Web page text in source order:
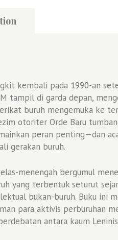
kembali pada 1990-an
tampil di garda depan,
buruh mengemuka ke
otoriter Orde Baru
peran penting—dan
gerakan buruh.
menengah bergumul
yang terbentuk seturut
bukan-buruh. Buku ini
para aktivis perburuhan
antara kaum